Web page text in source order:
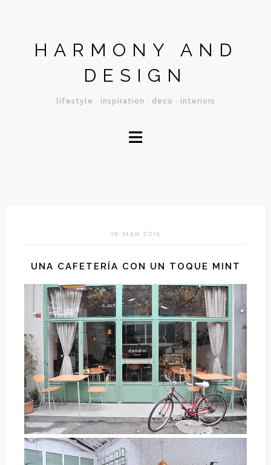
HARMONY AND
DESIGN
lifestyle · inspiration · deco · interiors
≡
18 MAR 2015
UNA CAFETERÍA CON UN TOQUE MINT